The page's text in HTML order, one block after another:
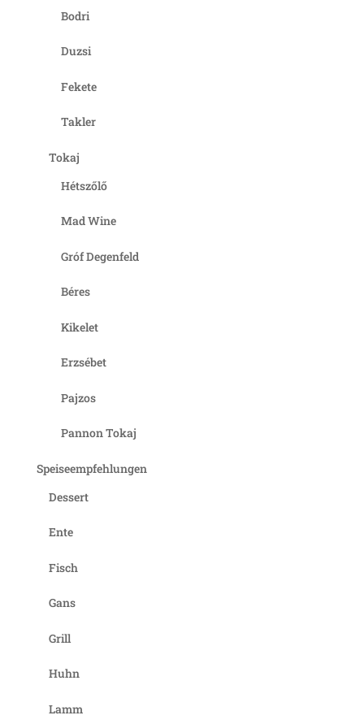
Bodri
Duzsi
Fekete
Takler
Tokaj
Hétszőlő
Mad Wine
Gróf Degenfeld
Béres
Kikelet
Erzsébet
Pajzos
Pannon Tokaj
Speiseempfehlungen
Dessert
Ente
Fisch
Gans
Grill
Huhn
Lamm